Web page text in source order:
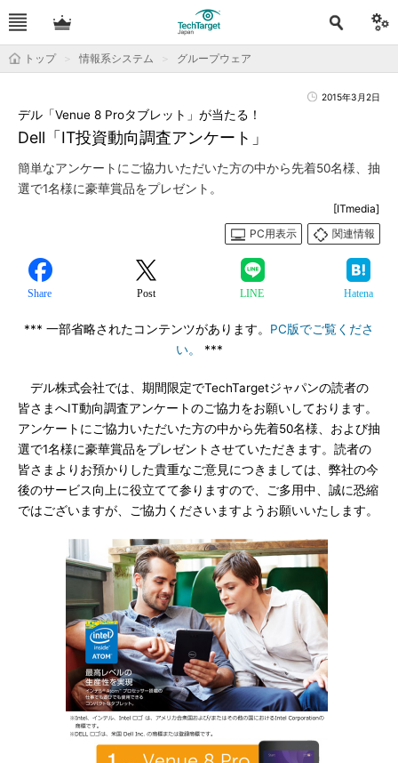
トップ 情報系システム グループウェア
2015年3月2日
Dell「IT投資動向調査アンケート」
デル「Venue 8 Proタブレット」が当たる！
簡単なアンケートにご協力いただいた方の中から先着50名様、抽
選で1名様に豪華賞品をプレゼント。
[ITmedia]
PC用表示
関連情報
Share Post LINE Hatena
*** 一部省略されたコンテンツがあります。 PC版でご覧くださ
い。
***
デル株式会社では、期間限定でTechTargetジャパンの読者の
皆さまへIT動向調査アンケートのご協力をお願いしております。
アンケートにご協力いただいた方の中から先着50名様、および抽
選で1名様に豪華賞品をプレゼントさせていただきます。読者の
皆さまよりお預かりした貴重なご意見につきましては、弊社の今
後のサービス向上に役立てて参りますので、ご多用中、誠に恐縮
ではございますが、ご協力くださいますようお願いいたします。